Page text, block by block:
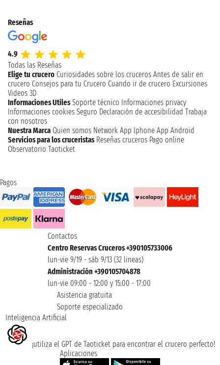
Reseñas
4.9
Todas las Reseñas
Elige tu crucero Curiosidades sobre los cruceros Antes de salir en
crucero Consejos para tu Crucero Cuando ir de crucero Excursiones
Videos 3D
Informaciones Utiles Soporte técnico Informaciones privacy
Informaciones cookies Seguro Declaración de accesibilidad Trabaja
con nosotros
Nuestra Marca Quien somos Network App Iphone App Android
Servicios para los cruceristas Reseñas cruceros Pago online
Observatorio Taoticket
Pagos
Contactos
Centro Reservas Cruceros +390105733006
lun-vie 9/19 - sáb 9/13 (32 lineas)
Administración +390105704878
lun-vie 09:00 - 12:00 y 15:00 - 17:00
Asistencia gratuita
Soporte especializado
Inteligencia Artificial
¡utiliza el GPT de Taoticket para encontrar el crucero perfecto!
Aplicaciones